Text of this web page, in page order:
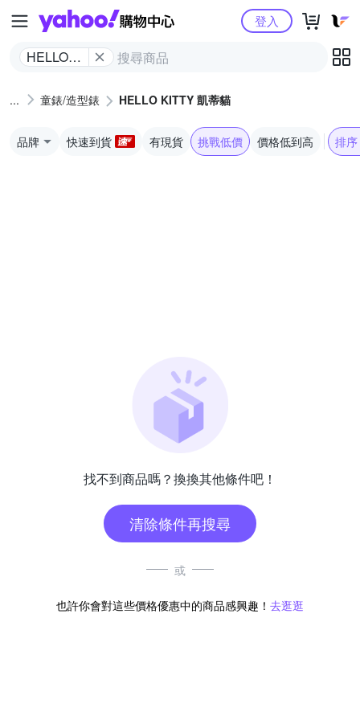
Yahoo購物中心
HELLO
蒂貓
登入
童錶/造型錶 HELLO KITTY 凱蒂貓
品牌 快速到貨 有現貨 挑戰低價 價格低到高 排序
找不到商品嗎？換換其他條件吧！
清除條件再搜尋
或
也許你會對這些價格優惠中的商品感興趣！ 去逛逛